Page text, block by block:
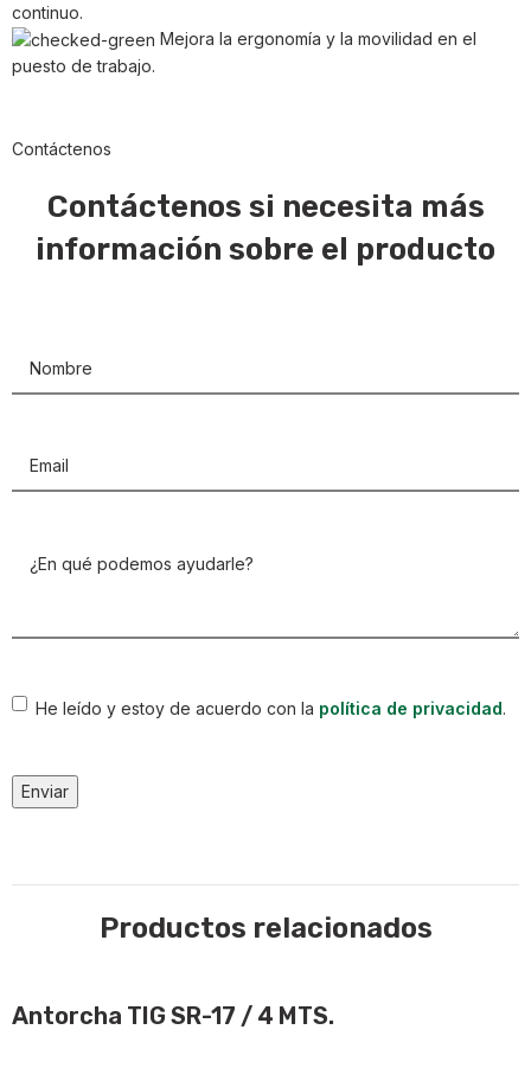
continuo.
Mejora la ergonomía y la movilidad en el
puesto de trabajo.
Contáctenos
Contáctenos si necesita más
información sobre el producto
qué
Consentimiento
He leído y estoy de acuerdo con la política de privacidad.
Enviar
Productos relacionados
Antorcha TIG SR-17 / 4 MTS.